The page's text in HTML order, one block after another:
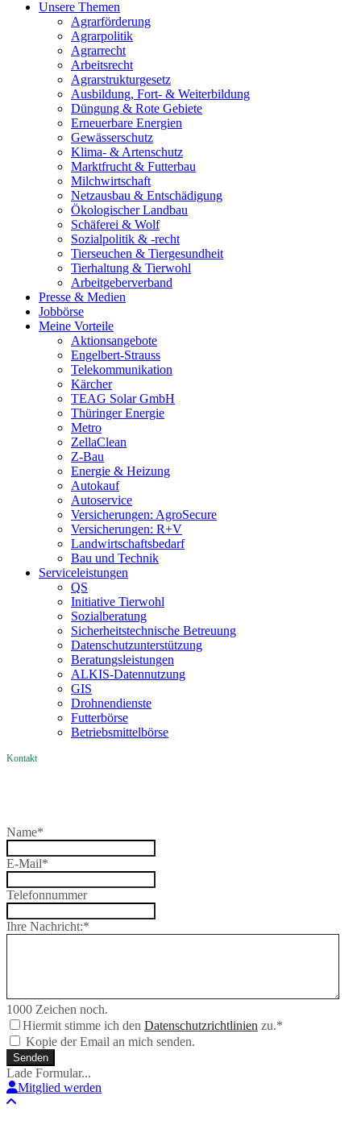
Unsere Themen
Agrarförderung
Agrarpolitik
Agrarrecht
Arbeitsrecht
Agrarstrukturgesetz
Ausbildung, Fort- & Weiterbildung
Düngung & Rote Gebiete
Erneuerbare Energien
Gewässerschutz
Klima- & Artenschutz
Marktfrucht & Futterbau
Milchwirtschaft
Netzausbau & Entschädigung
Ökologischer Landbau
Schäferei & Wolf
Sozialpolitik & -recht
Tierseuchen & Tiergesundheit
Tierhaltung & Tierwohl
Arbeitgeberverband
Presse & Medien
Jobbörse
Meine Vorteile
Aktionsangebote
Engelbert-Strauss
Telekommunikation
Kärcher
TEAG Solar GmbH
Thüringer Energie
Metro
ZellaClean
Z-Bau
Energie & Heizung
Autokauf
Autoservice
Versicherungen: AgroSecure
Versicherungen: R+V
Landwirtschaftsbedarf
Bau und Technik
Service­­leistungen
QS
Initiative Tierwohl
Sozialberatung
Sicherheitstechnische Betreuung
Datenschutzunterstützung
Beratungsleistungen
ALKIS-Datennutzung
GIS
Drohnendienste
Futterbörse
Betriebsmittelbörse
Kontakt
Name*
E-Mail*
Telefonnummer
Ihre Nachricht:*
1000 Zeichen noch.
Hiermit stimme ich den Datenschutzrichtlinien zu.*
Kopie der Email an mich senden.
Senden
Lade Formular...
Mitglied werden